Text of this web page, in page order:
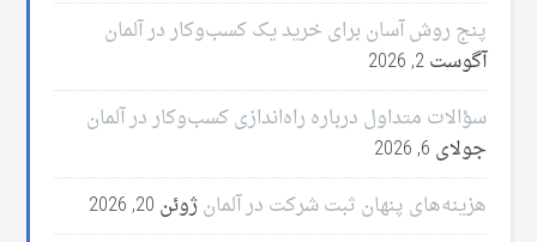
پنج روش آسان برای خرید یک کسب‌وکار در آلمان
آگوست 2, 2026
سؤالات متداول درباره راه‌اندازی کسب‌وکار در آلمان
جولای 6, 2026
هزینه‌های پنهان ثبت شرکت در آلمان ژوئن 20, 2026